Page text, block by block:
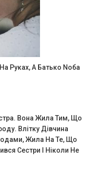
Pуках, А Батько Nоба
Вона Жила Тим, Що
Влітку Дівчина
Жила На Те, Що
Сестри І Ніколи Не